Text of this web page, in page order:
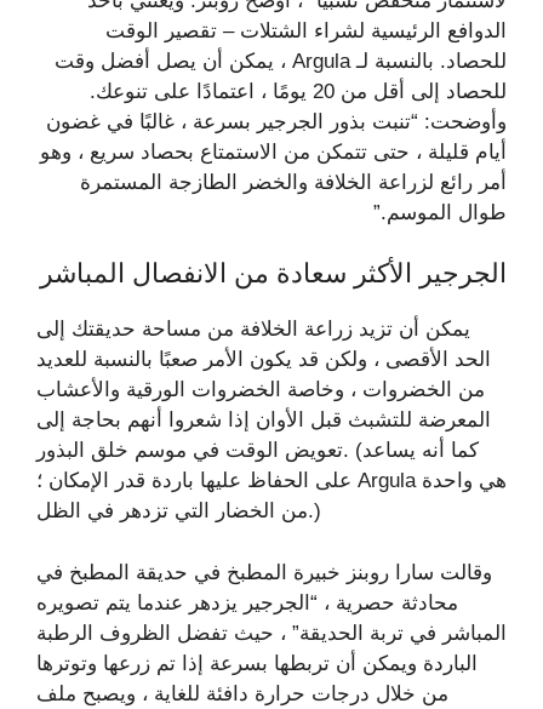
الدوافع الرئيسية لشراء الشتلات – تقصير الوقت
للحصاد. بالنسبة لـ Argula ، يمكن أن يصل أفضل وقت
للحصاد إلى أقل من 20 يومًا ، اعتمادًا على تنوعك.
وأوضحت: “تنبت بذور الجرجير بسرعة ، غالبًا في غضون
أيام قليلة ، حتى تتمكن من الاستمتاع بحصاد سريع ، وهو
أمر رائع لزراعة الخلافة والخضر الطازجة المستمرة
طوال الموسم.”
الجرجير الأكثر سعادة من الانفصال المباشر
يمكن أن تزيد زراعة الخلافة من مساحة حديقتك إلى
الحد الأقصى ، ولكن قد يكون الأمر صعبًا بالنسبة للعديد
من الخضروات ، وخاصة الخضروات الورقية والأعشاب
المعرضة للتشبث قبل الأوان إذا شعروا أنهم بحاجة إلى
تعويض الوقت في موسم خلق البذور. (كما أنه يساعد
على الحفاظ عليها باردة قدر الإمكان ؛ Argula هي واحدة
من الخضار التي تزدهر في الظل.)
وقالت سارا روبنز خبيرة المطبخ في حديقة المطبخ في
محادثة حصرية ، “الجرجير يزدهر عندما يتم تصويره
المباشر في تربة الحديقة” ، حيث تفضل الظروف الرطبة
الباردة ويمكن أن تربطها بسرعة إذا تم زرعها وتوترها
من خلال درجات حرارة دافئة للغاية ، ويصبح ملف